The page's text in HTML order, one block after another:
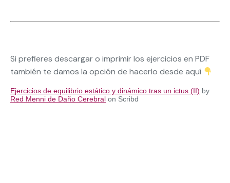
Si prefieres descargar o imprimir los ejercicios en PDF
también te damos la opción de hacerlo desde aquí
Ejercicios de equilibrio estático y dinámico tras un ictus (II) by
Red Menni de Daño Cerebral on Scribd